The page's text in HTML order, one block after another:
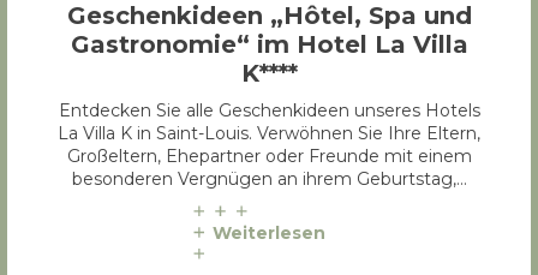
Geschenkideen „Hôtel, Spa und
Gastronomie“ im Hotel La Villa
K****
Entdecken Sie alle Geschenkideen unseres Hotels
La Villa K in Saint-Louis. Verwöhnen Sie Ihre Eltern,
Großeltern, Ehepartner oder Freunde mit einem
besonderen Vergnügen an ihrem Geburtstag,…
Weiterlesen